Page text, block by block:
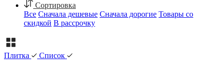
Сортировка
Все Сначала дешевые Сначала дорогие Товары со
скидкой В рассрочку
Плитка
Список